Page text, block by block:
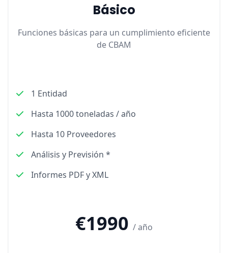
Básico
Funciones básicas para un cumplimiento eficiente
de CBAM
1 Entidad
Hasta 1000 toneladas / año
Hasta 10 Proveedores
Análisis y Previsión *
Informes PDF y XML
€1990 / año